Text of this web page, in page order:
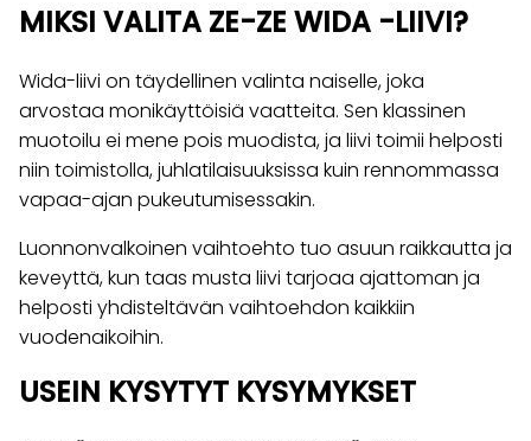
MIKSI VALITA ZE-ZE WIDA -LIIVI?
Wida-liivi on täydellinen valinta naiselle, joka
arvostaa monikäyttöisiä vaatteita. Sen klassinen
muotoilu ei mene pois muodista, ja liivi toimii helposti
niin toimistolla, juhlatilaisuuksissa kuin rennommassa
vapaa-ajan pukeutumisessakin.
Luonnonvalkoinen vaihtoehto tuo asuun raikkautta ja
keveyttä, kun taas musta liivi tarjoaa ajattoman ja
helposti yhdisteltävän vaihtoehdon kaikkiin
vuodenaikoihin.
USEIN KYSYTYT KYSYMYKSET